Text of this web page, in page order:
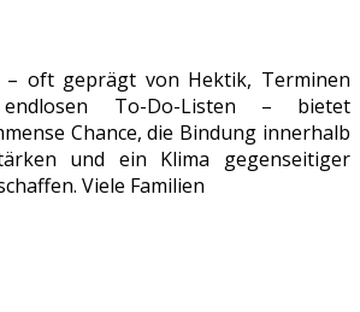
oft geprägt von Hektik, Terminen
To-Do-Listen – bietet
Chance, die Bindung innerhalb
und ein Klima gegenseitiger
Viele Familien